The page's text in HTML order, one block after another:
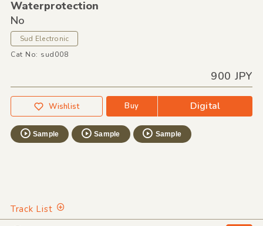
Waterprotection
No
Sud Electronic
Cat No: sud008
900 JPY
Wishlist Buy Digital
Sample Sample Sample
Track List